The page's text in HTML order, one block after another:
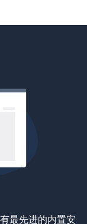
最先进的内置安